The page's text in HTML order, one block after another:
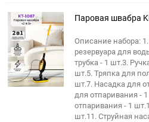
Паровая швабра
Описание набора:
резервуара для
трубка - 1 шт.3.
шт.5. Тряпка для
шт.7. Насадка для
для отпаривания -
отпаривания - 1
шт.11. Струйная